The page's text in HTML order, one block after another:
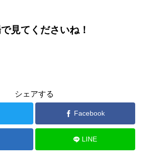
見てくださいね！
シェアする
Facebook
LINE